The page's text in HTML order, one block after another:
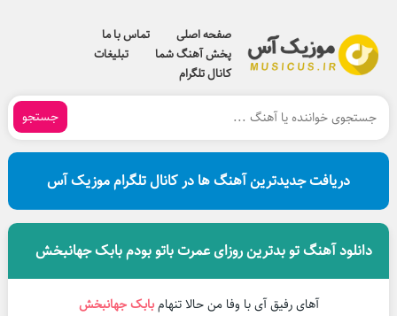
صفحه اصلی
تماس با ما
پخش آهنگ شما
تبلیغات
کانال تلگرام
جستجو
دریافت جدیدترین آهنگ ها در کانال تلگرام موزیک آس
دانلود آهنگ تو بدترین روزای عمرت باتو بودم بابک جهانبخش
آهای رفیق آی با وفا من حالا تنهامبابک جهانبخش